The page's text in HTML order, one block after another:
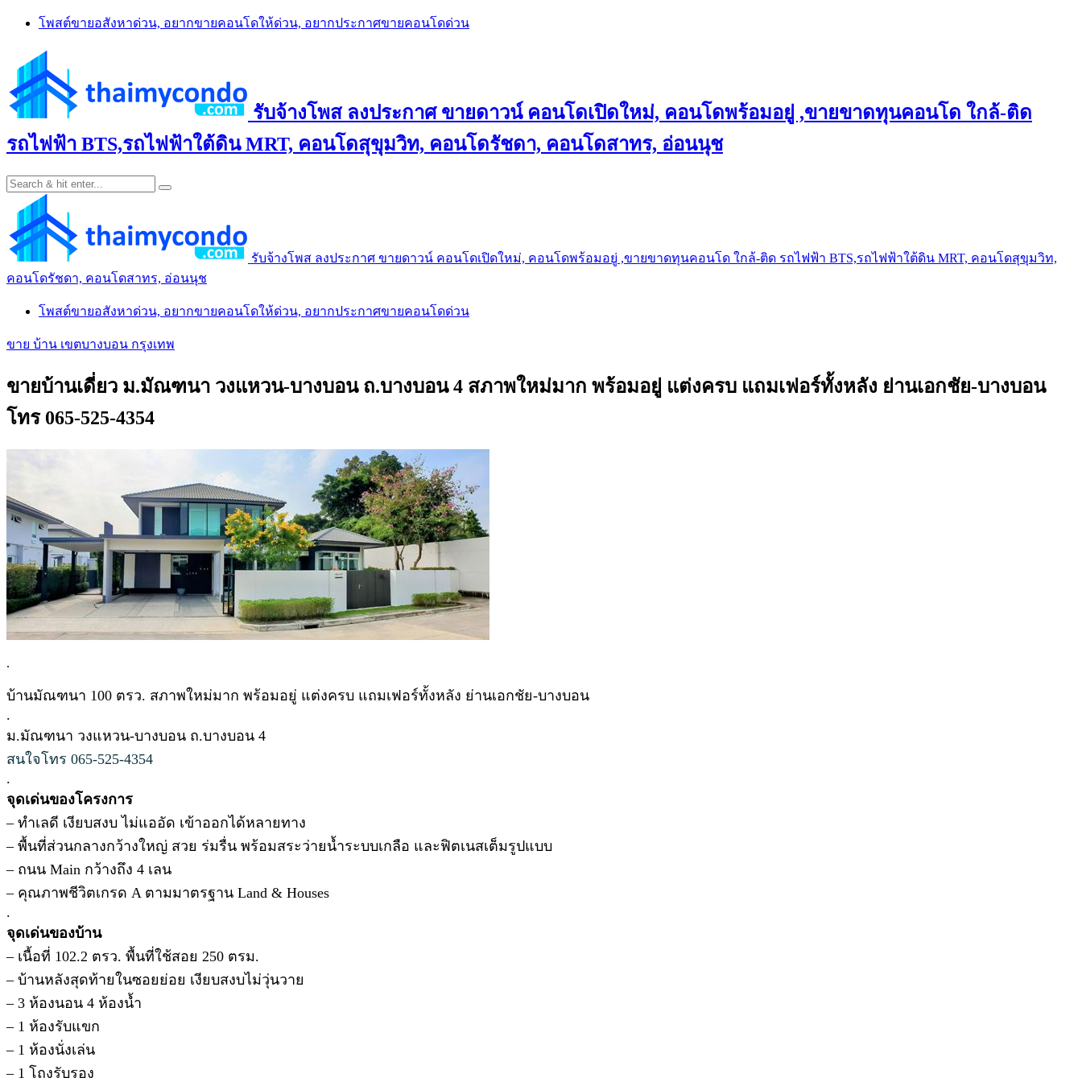
Skip
โพสต์ขายอสังหาด่วน, อยากขายคอนโดให้ด่วน, อยากประกาศขายคอนโดด่วน
รับจ้างโพส ลงประกาศ ขายดาวน์ คอนโดเปิดใหม่, คอนโดพร้อมอยู่ ,ขายขาดทุนคอนโด ใกล้-ติด
รถไฟฟ้า BTS,รถไฟฟ้าใต้ดิน MRT, คอนโดสุขุมวิท, คอนโดรัชดา, คอนโดสาทร, อ่อนนุช
รับจ้างโพส ลงประกาศ ขายดาวน์ คอนโดเปิดใหม่, คอนโดพร้อมอยู่ ,ขายขาดทุนคอนโด ใกล้-ติด รถไฟฟ้า BTS,รถไฟฟ้าใต้ดิน MRT, คอนโดสุขุมวิท,
คอนโดรัชดา, คอนโดสาทร, อ่อนนุช
โพสต์ขายอสังหาด่วน, อยากขายคอนโดให้ด่วน, อยากประกาศขายคอนโดด่วน
ขาย บ้าน เขตบางบอน กรุงเทพ
ขายบ้านเดี่ยว ม.มัณฑนา วงแหวน-บางบอน ถ.บางบอน 4 สภาพใหม่มาก พร้อมอยู่ แต่งครบ แถมเฟอร์ทั้งหลัง ย่านเอกชัย-บางบอน
โทร 065-525-4354
.
บ้านมัณฑนา 100 ตรว. สภาพใหม่มาก พร้อมอยู่ แต่งครบ แถมเฟอร์ทั้งหลัง ย่านเอกชัย-บางบอน
.
ม.มัณฑนา วงแหวน-บางบอน ถ.บางบอน 4
สนใจโทร 065-525-4354
.
จุดเด่นของโครงการ
– ทำเลดี เงียบสงบ ไม่แออัด เข้าออกได้หลายทาง
– พื้นที่ส่วนกลางกว้างใหญ่ สวย ร่มรื่น พร้อมสระว่ายน้ำระบบเกลือ และฟิตเนสเต็มรูปแบบ
– ถนน Main กว้างถึง 4 เลน
– คุณภาพชีวิตเกรด A ตามมาตรฐาน Land & Houses
.
จุดเด่นของบ้าน
– เนื้อที่ 102.2 ตรว. พื้นที่ใช้สอย 250 ตรม.
– บ้านหลังสุดท้ายในซอยย่อย เงียบสงบไม่วุ่นวาย
– 3 ห้องนอน 4 ห้องน้ำ
– 1 ห้องรับแขก
– 1 ห้องนั่งเล่น
– 1 โถงรับรอง